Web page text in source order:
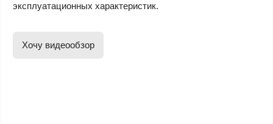
эксплуатационных характеристик.
Хочу видеообзор